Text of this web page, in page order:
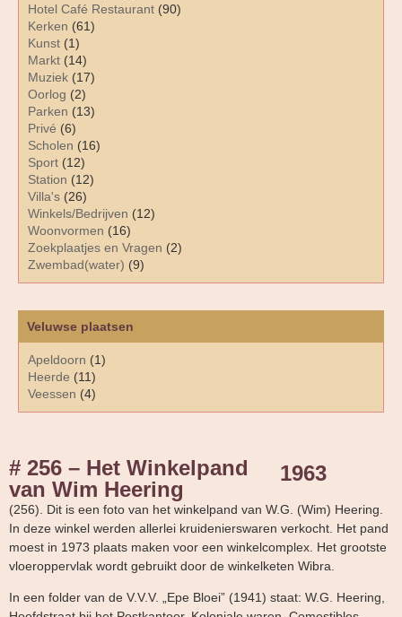
Hotel Café Restaurant (90)
Kerken (61)
Kunst (1)
Markt (14)
Muziek (17)
Oorlog (2)
Parken (13)
Privé (6)
Scholen (16)
Sport (12)
Station (12)
Villa's (26)
Winkels/Bedrijven (12)
Woonvormen (16)
Zoekplaatjes en Vragen (2)
Zwembad(water) (9)
Veluwse plaatsen
Apeldoorn (1)
Heerde (11)
Veessen (4)
# 256 – Het Winkelpand
van Wim Heering
1963
(256). Dit is een foto van het winkelpand van W.G. (Wim) Heering.
In deze winkel werden allerlei kruidenierswaren verkocht. Het pand
moest in 1973 plaats maken voor een winkelcomplex. Het grootste
vloeroppervlak wordt gebruikt door de winkelketen Wibra.
In een folder van de V.V.V. „Epe Bloei” (1941) staat: W.G. Heering,